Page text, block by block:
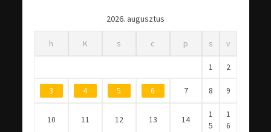
2026. augusztus
h K s c p s v
1 2
3 4 5 6 7 8 9
10 11 12 13 14
1
5
1
6